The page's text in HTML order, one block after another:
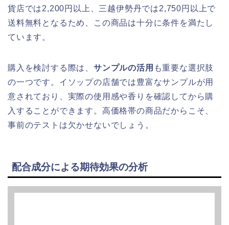
貨店では2,200円以上、三越伊勢丹では2,750円以上で
送料無料となるため、この商品は十分に条件を満たし
ています。
購入を検討する際は、 サンプルの活用 も重要な選択肢
の一つです。イソップの店舗では豊富なサンプルが用
意されており、実際の使用感や香りを確認してから購
入することができます。高価格帯の商品だからこそ、
事前のテストは欠かせないでしょう。
配合成分による期待効果の分析